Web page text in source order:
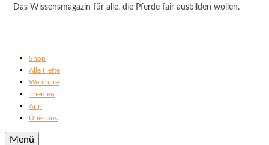
Das Wissensmagazin für alle, die Pferde fair ausbilden wollen.
Shop
Alle Hefte
Webinare
Themen
App
Über uns
Menü